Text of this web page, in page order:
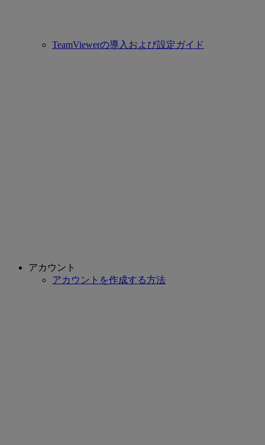
TeamViewerの導入および設定ガイド
アカウント
アカウントを作成する方法